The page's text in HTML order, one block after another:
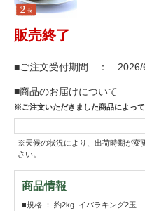
販売終了
■ご注文受付期間 ： 2026/
■商品のお届けについて
※ご注文いただきました商品によっ
※天候の状況により、出荷時期が変
さい。
商品情報
■規格 ： 約2kg イバラキング2玉